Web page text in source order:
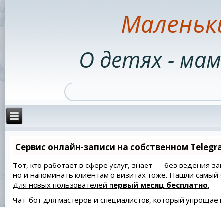
О детях -
Сервис онлайн-записи на собственном
Тот, кто работает в сфере услуг, знает — без ведения
но и напоминать клиентам о визитах тоже. Нашли
Для новых пользователей первый месяц бесплатно.
Чат-бот для мастеров и специалистов, который